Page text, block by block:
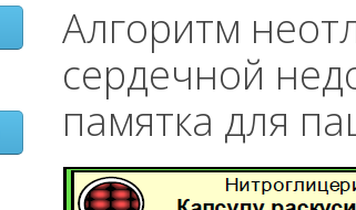
Алгоритм
сердечной
памятка для